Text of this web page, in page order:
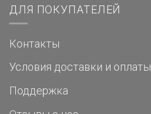
ДЛЯ ПОКУПАТЕЛЕЙ
Контакты
Условия доставки и оплаты
Поддержка